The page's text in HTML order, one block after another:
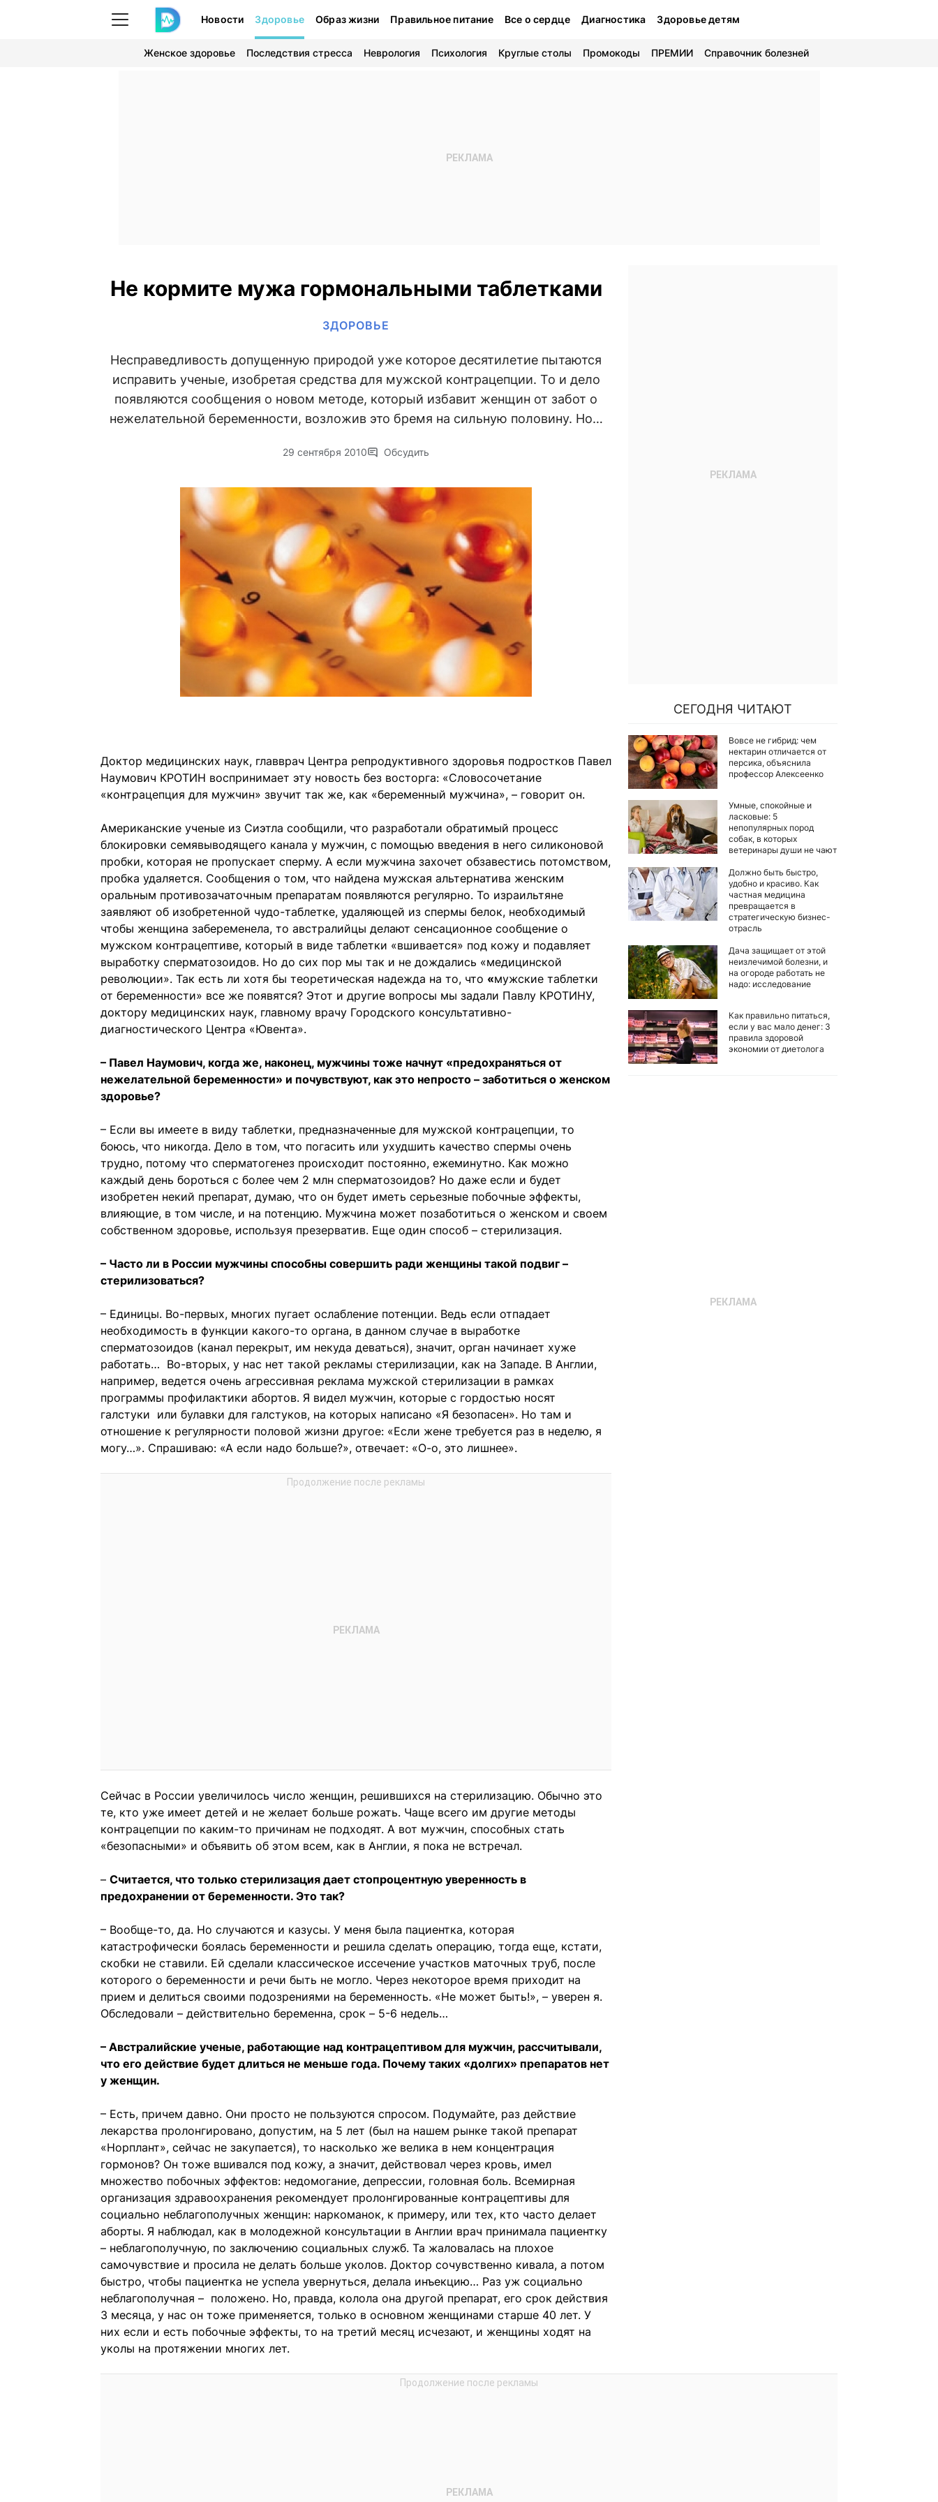
Новости Здоровье Образ жизни Правильное питание Все о сердце Диагностика Здоровье детям
Женское здоровье Последствия стресса Неврология Психология Круглые столы Промокоды ПРЕМИИ Справочник болезней
Не кормите мужа гормональными таблетками
ЗДОРОВЬЕ
Несправедливость допущенную природой уже которое десятилетие пытаются
исправить ученые, изобретая средства для мужской контрацепции. То и дело
появляются сообщения о новом методе, который избавит женщин от забот о
нежелательной беременности, возложив это бремя на сильную половину. Но…
29 сентября 2010 Обсудить
Доктор медицинских наук, главврач Центра репродуктивного здоровья подростков Павел
Наумович КРОТИН воспринимает эту новость без восторга: «Словосочетание
«контрацепция для мужчин» звучит так же, как «беременный мужчина», – говорит он.
Американские ученые из Сиэтла сообщили, что разработали обратимый процесс
блокировки семявыводящего канала у мужчин, с помощью введения в него силиконовой
пробки, которая не пропускает сперму. А если мужчина захочет обзавестись потомством,
пробка удаляется. Сообщения о том, что найдена мужская альтернатива женским
оральным противозачаточным препаратам появляются регулярно. То израильтяне
заявляют об изобретенной чудо-таблетке, удаляющей из спермы белок, необходимый
чтобы женщина забеременела, то австралийцы делают сенсационное сообщение о
мужском контрацептиве, который в виде таблетки «вшивается» под кожу и подавляет
выработку сперматозоидов. Но до сих пор мы так и не дождались «медицинской
революции». Так есть ли хотя бы теоретическая надежда на то, что «мужские таблетки
от беременности» все же появятся? Этот и другие вопросы мы задали Павлу КРОТИНУ,
доктору медицинских наук, главному врачу Городского консультативно-
диагностического Центра «Ювента».
– Павел Наумович, когда же, наконец, мужчины тоже начнут «предохраняться от
нежелательной беременности» и почувствуют, как это непросто – заботиться о женском
здоровье?
– Если вы имеете в виду таблетки, предназначенные для мужской контрацепции, то
боюсь, что никогда. Дело в том, что погасить или ухудшить качество спермы очень
трудно, потому что сперматогенез происходит постоянно, ежеминутно. Как можно
каждый день бороться с более чем 2 млн сперматозоидов? Но даже если и будет
изобретен некий препарат, думаю, что он будет иметь серьезные побочные эффекты,
влияющие, в том числе, и на потенцию. Мужчина может позаботиться о женском и своем
собственном здоровье, используя презерватив. Еще один способ – стерилизация.
– Часто ли в России мужчины способны совершить ради женщины такой подвиг –
стерилизоваться?
– Единицы. Во-первых, многих пугает ослабление потенции. Ведь если отпадает
необходимость в функции какого-то органа, в данном случае в выработке
сперматозоидов (канал перекрыт, им некуда деваться), значит, орган начинает хуже
работать… Во-вторых, у нас нет такой рекламы стерилизации, как на Западе. В Англии,
например, ведется очень агрессивная реклама мужской стерилизации в рамках
программы профилактики абортов. Я видел мужчин, которые с гордостью носят
галстуки или булавки для галстуков, на которых написано «Я безопасен». Но там и
отношение к регулярности половой жизни другое: «Если жене требуется раз в неделю, я
могу…». Спрашиваю: «А если надо больше?», отвечает: «О-о, это лишнее».
Сейчас в России увеличилось число женщин, решившихся на стерилизацию. Обычно это
те, кто уже имеет детей и не желает больше рожать. Чаще всего им другие методы
контрацепции по каким-то причинам не подходят. А вот мужчин, способных стать
«безопасными» и объявить об этом всем, как в Англии, я пока не встречал.
– Считается, что только стерилизация дает стопроцентную уверенность в
предохранении от беременности. Это так?
– Вообще-то, да. Но случаются и казусы. У меня была пациентка, которая
катастрофически боялась беременности и решила сделать операцию, тогда еще, кстати,
скобки не ставили. Ей сделали классическое иссечение участков маточных труб, после
которого о беременности и речи быть не могло. Через некоторое время приходит на
прием и делиться своими подозрениями на беременность. «Не может быть!», – уверен я.
Обследовали – действительно беременна, срок – 5-6 недель…
– Австралийские ученые, работающие над контрацептивом для мужчин, рассчитывали,
что его действие будет длиться не меньше года. Почему таких «долгих» препаратов нет
у женщин.
– Есть, причем давно. Они просто не пользуются спросом. Подумайте, раз действие
лекарства пролонгировано, допустим, на 5 лет (был на нашем рынке такой препарат
«Норплант», сейчас не закупается), то насколько же велика в нем концентрация
гормонов? Он тоже вшивался под кожу, а значит, действовал через кровь, имел
множество побочных эффектов: недомогание, депрессии, головная боль. Всемирная
организация здравоохранения рекомендует пролонгированные контрацептивы для
социально неблагополучных женщин: наркоманок, к примеру, или тех, кто часто делает
аборты. Я наблюдал, как в молодежной консультации в Англии врач принимала пациентку
– неблагополучную, по заключению социальных служб. Та жаловалась на плохое
самочувствие и просила не делать больше уколов. Доктор сочувственно кивала, а потом
быстро, чтобы пациентка не успела увернуться, делала инъекцию… Раз уж социально
неблагополучная – положено. Но, правда, колола она другой препарат, его срок действия
3 месяца, у нас он тоже применяется, только в основном женщинами старше 40 лет. У
них если и есть побочные эффекты, то на третий месяц исчезают, и женщины ходят на
уколы на протяжении многих лет.
СЕГОДНЯ ЧИТАЮТ
Вовсе не гибрид: чем
нектарин отличается от
персика, объяснила
профессор Алексеенко
Умные, спокойные и
ласковые: 5
непопулярных пород
собак, в которых
ветеринары души не чают
Должно быть быстро,
удобно и красиво. Как
частная медицина
превращается в
стратегическую бизнес-
отрасль
Дача защищает от этой
неизлечимой болезни, и
на огороде работать не
надо: исследование
Как правильно питаться,
если у вас мало денег: 3
правила здоровой
экономии от диетолога